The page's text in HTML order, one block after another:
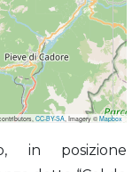
CC-BY-SA, Imagery © Mapbox
in posizione